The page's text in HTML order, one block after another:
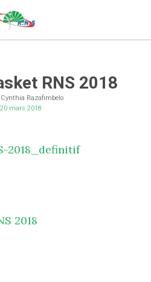
RNS 2018
Razafimbelo
20 mars 2018
2018_definitif
2018